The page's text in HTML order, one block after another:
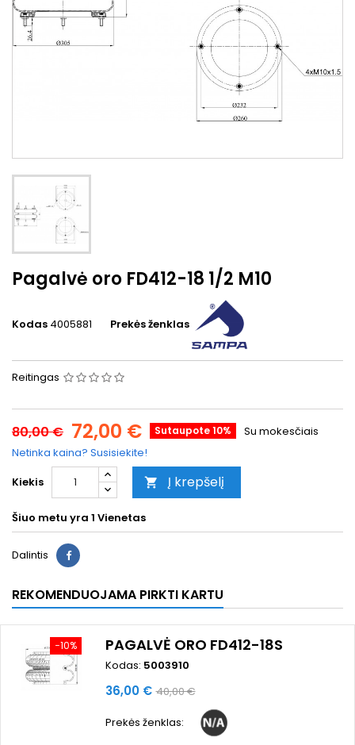
Pagalvė oro FD412-18 1/2 M10
Kodas 4005881 Prekės ženklas
Reitingas
80,00 € 72,00 € Sutaupote 10%
Su mokesčiais
Netinka kaina? Susisiekite!
Kiekis
 Į krepšelį
Šiuo metu yra 1 Vienetas
Dalintis
REKOMENDUOJAMA PIRKTI KARTU
−10% PAGALVĖ ORO FD412-18S
Kodas: 5003910
Kaina
36,00 € Bazinė
40,00 €
Prekės ženklas: